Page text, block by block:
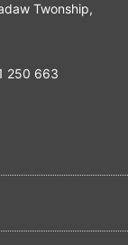
Twonship,
250 663